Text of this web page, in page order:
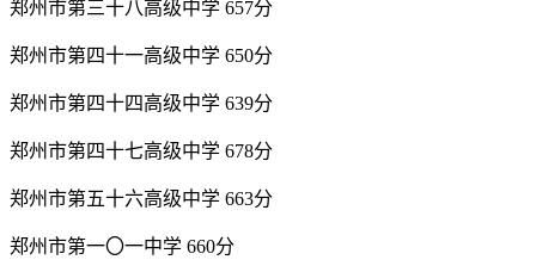
郑州市第三十八高级中学 657分
郑州市第四十一高级中学 650分
郑州市第四十四高级中学 639分
郑州市第四十七高级中学 678分
郑州市第五十六高级中学 663分
郑州市第一〇一中学 660分